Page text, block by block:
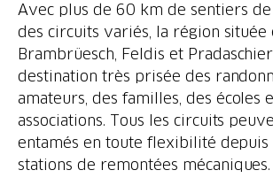
Avec plus de 60 km de sentiers
des circuits variés, la région située
Brambrüesch, Feldis et
destination très prisée des
amateurs, des familles, des écoles
associations. Tous les circuits
entamés en toute flexibilité depuis